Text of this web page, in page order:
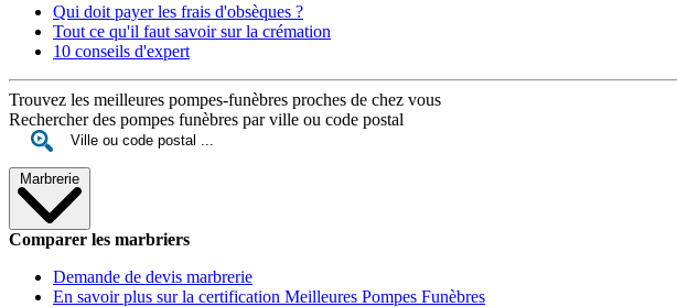
Qui doit payer les frais d'obsèques ?
Tout ce qu'il faut savoir sur la crémation
10 conseils d'expert
Trouvez les meilleures pompes-funèbres proches de chez vous
Rechercher des pompes funèbres par ville ou code postal
Marbrerie
Comparer les marbriers
Demande de devis marbrerie
En savoir plus sur la certification Meilleures Pompes Funèbres